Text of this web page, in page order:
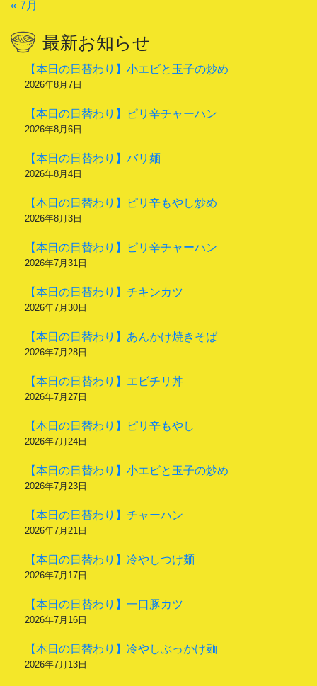
« 7月
最新お知らせ
【本日の日替わり】小エビと玉子の炒め
2026年8月7日
【本日の日替わり】ピリ辛チャーハン
2026年8月6日
【本日の日替わり】バリ麺
2026年8月4日
【本日の日替わり】ピリ辛もやし炒め
2026年8月3日
【本日の日替わり】ピリ辛チャーハン
2026年7月31日
【本日の日替わり】チキンカツ
2026年7月30日
【本日の日替わり】あんかけ焼きそば
2026年7月28日
【本日の日替わり】エビチリ丼
2026年7月27日
【本日の日替わり】ピリ辛もやし
2026年7月24日
【本日の日替わり】小エビと玉子の炒め
2026年7月23日
【本日の日替わり】チャーハン
2026年7月21日
【本日の日替わり】冷やしつけ麺
2026年7月17日
【本日の日替わり】一口豚カツ
2026年7月16日
【本日の日替わり】冷やしぶっかけ麺
2026年7月13日